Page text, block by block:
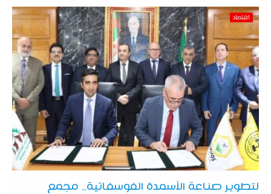
اقتصاد
لتطوير صناعة الأسمدة الفوسفاتية.. مجمع